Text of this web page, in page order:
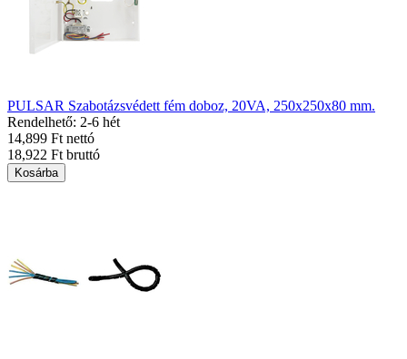
PULSAR Szabotázsvédett fém doboz, 20VA, 250x250x80 mm.
Rendelhető: 2-6 hét
14,899 Ft nettó
18,922 Ft bruttó
Kosárba